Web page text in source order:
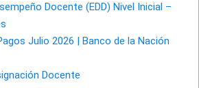
Docente (EDD) Nivel Inicial –
Julio 2026 | Banco de la Nación
Docente